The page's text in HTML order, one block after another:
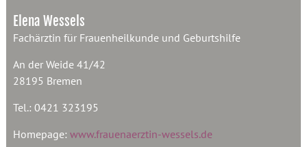
Elena Wessels
Fachärztin für Frauenheilkunde und Geburtshilfe
An der Weide 41/42
28195 Bremen
Tel.: 0421 323195
Homepage: www.frauenaerztin-wessels.de